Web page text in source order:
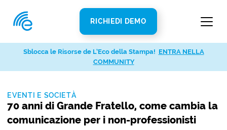
RICHIEDI DEMO
EVENTI E SOCIETÀ
70 anni di Grande Fratello, come cambia la
comunicazione per i non-professionisti
Sblocca le Risorse de L’Eco della Stampa! ENTRA NELLA
COMMUNITY